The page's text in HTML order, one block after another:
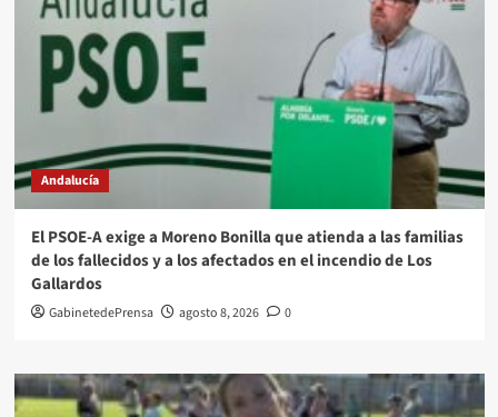
Andalucía
El PSOE-A exige a Moreno Bonilla que atienda a las familias
de los fallecidos y a los afectados en el incendio de Los
Gallardos
GabinetedePrensa agosto 8, 2026 0